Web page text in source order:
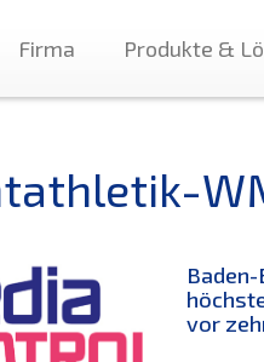
Firma Produkte &
vor